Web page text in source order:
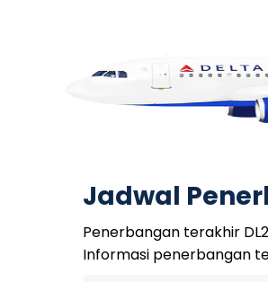
Jadwal
Penerbangan terakhir
Informasi penerbangan